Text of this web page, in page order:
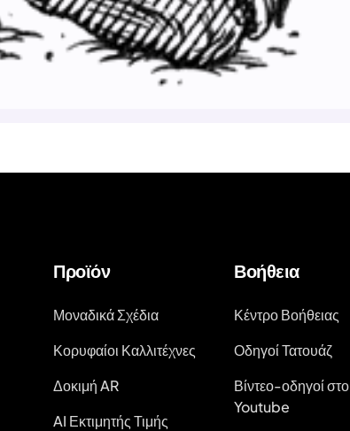
Προϊόν
Μοναδικά Σχέδια
Κορυφαίοι Καλλιτέχνες
Δοκιμή AR
AI Εκτιμητής Τιμής
Βοήθεια
Κέντρο Βοήθειας
Οδηγοί Τατουάζ
Βίντεο-οδηγοί στο
Youtube